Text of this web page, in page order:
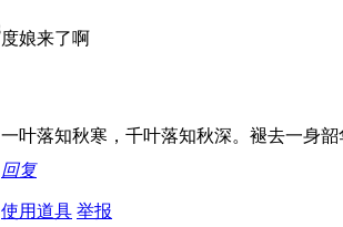
度娘来了啊
一叶落知秋寒，千叶落知秋深。褪去一身
回复
使用道具 举报